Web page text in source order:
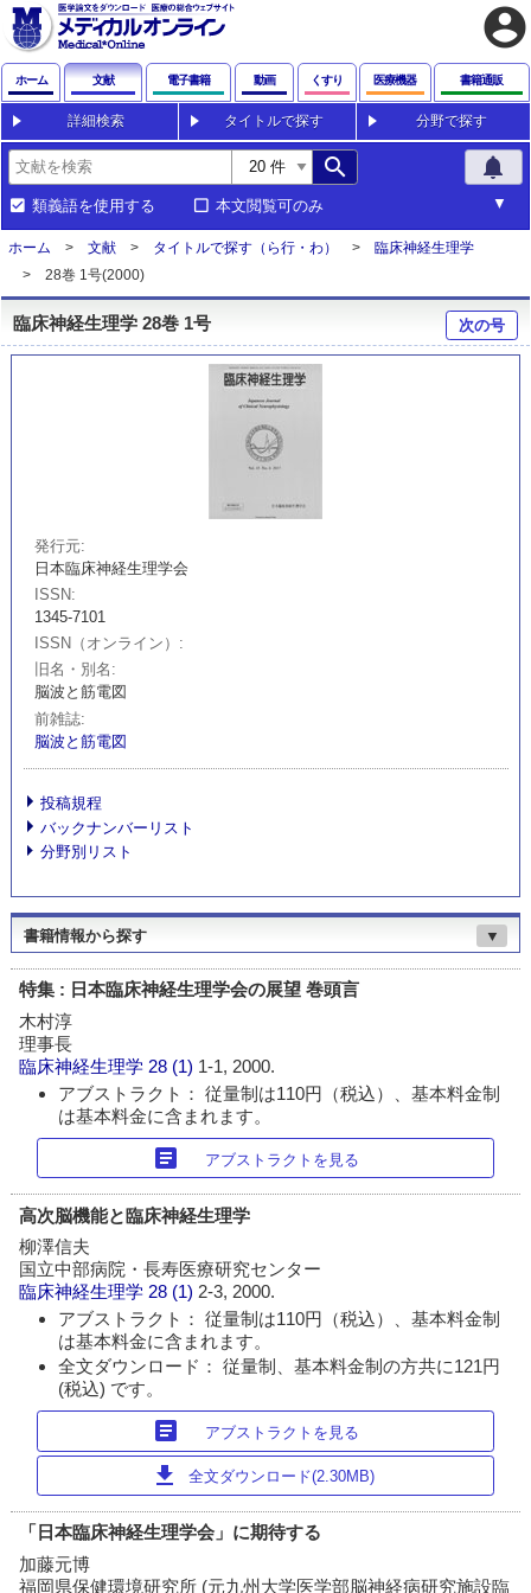
account_circle
ホーム 文献 電子書籍 動画 くすり 医療機器 書籍通販
詳細検索 タイトルで探す 分野で探す
search notifications
類義語を使用する 本文閲覧可のみ
ホーム 文献 タイトルで探す（ら行・わ）
臨床神経生理学
28巻 1号(2000)
臨床神経生理学 28巻 1号 次の号
発行元
日本臨床神経生理学会
ISSN
1345-7101
ISSN（オンライン）
旧名・別名
脳波と筋電図
前雑誌
脳波と筋電図
投稿規程
バックナンバーリスト
分野別リスト
書籍情報から探す ▼
特集 : 日本臨床神経生理学会の展望 巻頭言
木村淳
理事長
臨床神経生理学 28 (1) 1-1, 2000.
アブストラクト： 従量制は110円（税込）、基本料金制
は基本料金に含まれます。
article アブストラクトを見る
高次脳機能と臨床神経生理学
柳澤信夫
国立中部病院・長寿医療研究センター
臨床神経生理学 28 (1) 2-3, 2000.
アブストラクト： 従量制は110円（税込）、基本料金制
は基本料金に含まれます。
全文ダウンロード： 従量制、基本料金制の方共に121円
(税込) です。
article アブストラクトを見る
download 全文ダウンロード(2.30MB)
「日本臨床神経生理学会」に期待する
加藤元博
福岡県保健環境研究所 (元九州大学医学部脳神経病研究施設臨